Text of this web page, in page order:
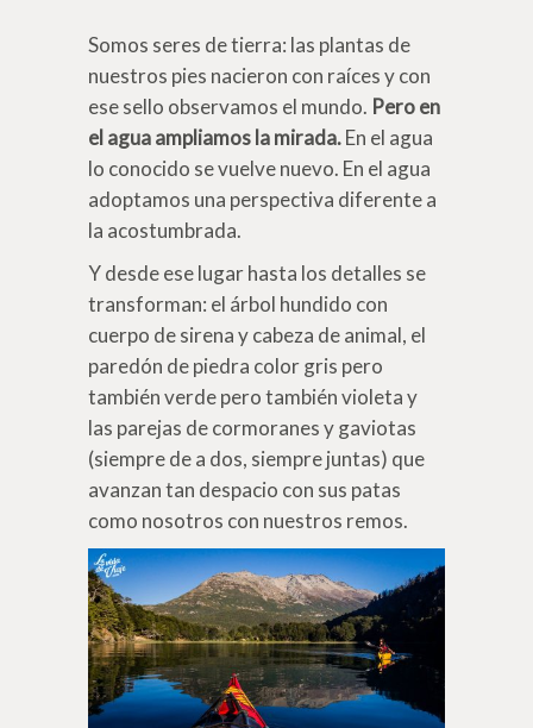
Somos seres de tierra: las plantas de
nuestros pies nacieron con raíces y con
ese sello observamos el mundo. Pero en
el agua ampliamos la mirada.En el agua
lo conocido se vuelve nuevo. En el agua
adoptamos una perspectiva diferente a
la acostumbrada.
Y desde ese lugar hasta los detalles se
transforman: el árbol hundido con
cuerpo de sirena y cabeza de animal, el
paredón de piedra color gris pero
también verde pero también violeta y
las parejas de cormoranes y gaviotas
(siempre de a dos, siempre juntas) que
avanzan tan despacio con sus patas
como nosotros con nuestros remos.